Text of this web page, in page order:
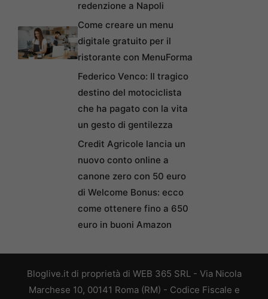
redenzione a Napoli
Come creare un menu
digitale gratuito per il
ristorante con MenuForma
Federico Venco: Il tragico
destino del motociclista
che ha pagato con la vita
un gesto di gentilezza
Credit Agricole lancia un
nuovo conto online a
canone zero con 50 euro
di Welcome Bonus: ecco
come ottenere fino a 650
euro in buoni Amazon
Bloglive.it di proprietà di WEB 365 SRL - Via Nicola
Marchese 10, 00141 Roma (RM) - Codice Fiscale e